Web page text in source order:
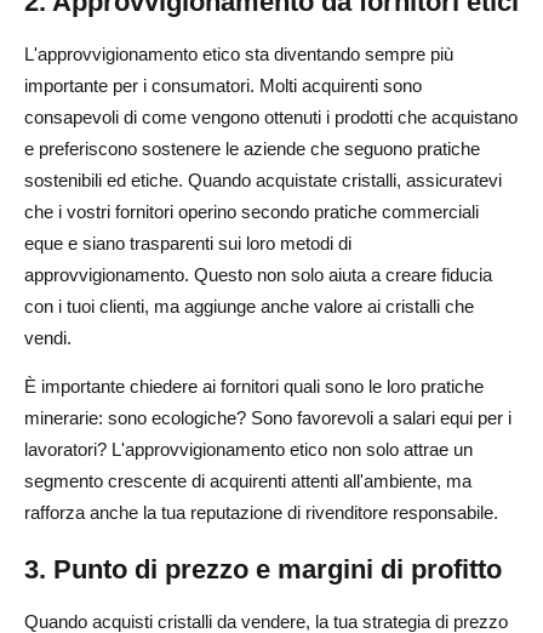
L'approvvigionamento etico sta diventando sempre più
importante per i consumatori. Molti acquirenti sono
consapevoli di come vengono ottenuti i prodotti che acquistano
e preferiscono sostenere le aziende che seguono pratiche
sostenibili ed etiche. Quando acquistate cristalli, assicuratevi
che i vostri fornitori operino secondo pratiche commerciali
eque e siano trasparenti sui loro metodi di
approvvigionamento. Questo non solo aiuta a creare fiducia
con i tuoi clienti, ma aggiunge anche valore ai cristalli che
vendi.
È importante chiedere ai fornitori quali sono le loro pratiche
minerarie: sono ecologiche? Sono favorevoli a salari equi per i
lavoratori? L'approvvigionamento etico non solo attrae un
segmento crescente di acquirenti attenti all'ambiente, ma
rafforza anche la tua reputazione di rivenditore responsabile.
3. Punto di prezzo e margini di profitto
Quando acquisti cristalli da vendere, la tua strategia di prezzo